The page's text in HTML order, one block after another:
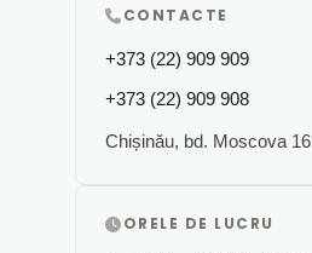
CONTACTE
+373 (22) 909 909
+373 (22) 909 908
Chișinău, bd. Moscova 16
ORELE DE LUCRU